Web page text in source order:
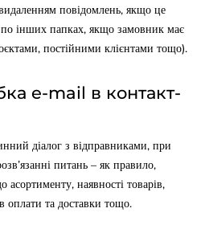
повідомлень, якщо це
інших папках, якщо замовник має
постійними клієнтами тощо).
e-mail в контакт-
діалог з відправниками, при
питань – як правило,
наявності товарів,
оплати та доставки тощо.